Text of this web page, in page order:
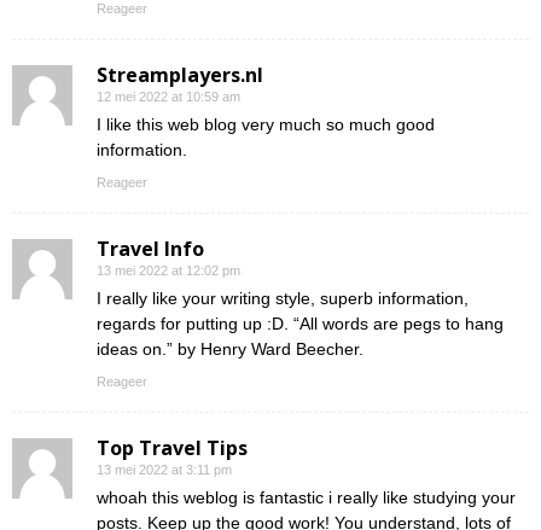
Reageer
Streamplayers.nl
12 mei 2022 at 10:59 am
I like this web blog very much so much good
information.
Reageer
Travel Info
13 mei 2022 at 12:02 pm
I really like your writing style, superb information,
regards for putting up :D. “All words are pegs to hang
ideas on.” by Henry Ward Beecher.
Reageer
Top Travel Tips
13 mei 2022 at 3:11 pm
whoah this weblog is fantastic i really like studying your
posts. Keep up the good work! You understand, lots of